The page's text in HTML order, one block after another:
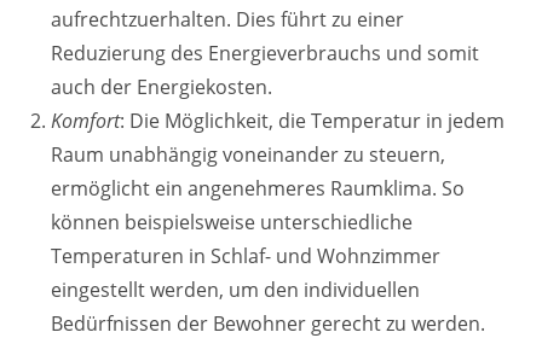
aufrechtzuerhalten. Dies führt zu einer
Reduzierung des Energieverbrauchs und somit
auch der Energiekosten.
Komfort: Die Möglichkeit, die Temperatur in jedem
Raum unabhängig voneinander zu steuern,
ermöglicht ein angenehmeres Raumklima. So
können beispielsweise unterschiedliche
Temperaturen in Schlaf- und Wohnzimmer
eingestellt werden, um den individuellen
Bedürfnissen der Bewohner gerecht zu werden.